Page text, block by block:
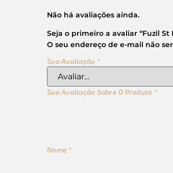
Não há avaliações ainda.
Seja o primeiro a avaliar “Fuzil St
O seu endereço de e-mail não
Sua Avaliação *
Sua Avaliação Sobre O Produto *
Nome *